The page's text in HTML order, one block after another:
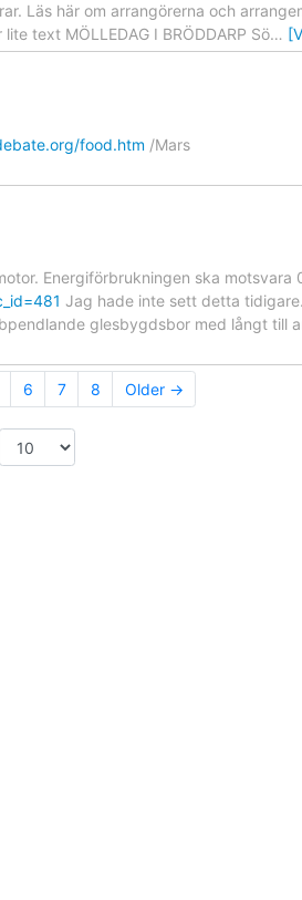
Läs här om arrangörerna och
text MÖLLEDAG I BRÖDDARP Sö…
food.htm /Mars
Energiförbrukningen ska motsvara
Jag hade inte sett detta
glesbygdsbor med långt till
6 7 8 Older →